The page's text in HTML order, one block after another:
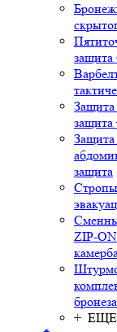
защита
Защита
защита
защита
Стропы
ZIP-
+ ЕЩЕ